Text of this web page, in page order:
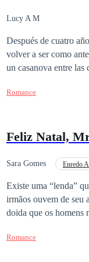
están a punto de comprobarlo… ****** Obra registrada en Safe Creative.
reservados.
Lucy A M
Después de cuatro
volver a ser como
un casanova entre las chicas. Donde se dan cuenta que con el otro son
Romance
Feliz Natal,
Sara Gomes Enredo
Existe uma “lenda”
irmãos ouvem de seu
doida que os homens
para qualquer outra
Romance